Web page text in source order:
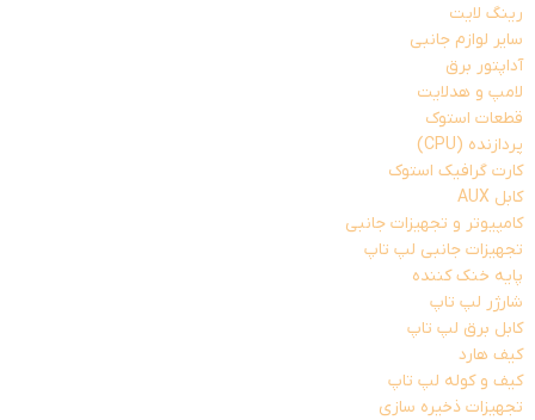
رینگ لایت
سایر لوازم جانبی
آداپتور برق
لامپ و هدلایت
قطعات استوک
پردازنده (CPU)
کارت گرافیک استوک
کابل AUX
کامپیوتر و تجهیزات جانبی
تجهیزات جانبی لپ تاپ
پایه خنک کننده
شارژر لپ تاپ
کابل برق لپ تاپ
کیف هارد
کیف و کوله لپ تاپ
تجهیزات ذخیره سازی